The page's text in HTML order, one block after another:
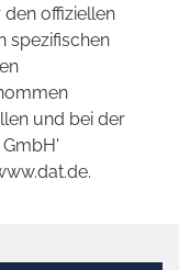
offiziellen
spezifischen
und bei der